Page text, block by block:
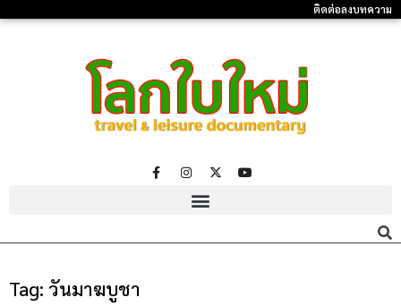
ติดต่อลงบทความ
Tag: วันมาฆบูชา